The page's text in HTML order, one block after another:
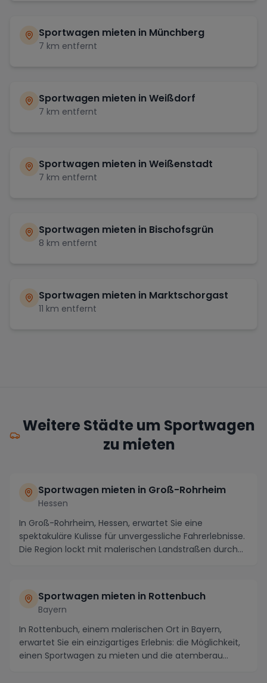
Sportwagen mieten in Münchberg
7 km entfernt
Sportwagen mieten inWeißdorf
7 km entfernt
Sportwagen mieten inWeißenstadt
7 km entfernt
Sportwagen mieten in Bischofsgrün
8 km entfernt
Sportwagen mieten in Marktschorgast
11 km entfernt
Weitere Städte um Sportwagen
zu mieten
Sportwagen mieten in Groß-Rohrheim
Hessen
In Groß-Rohrheim, Hessen, erwartet Sie eine
spektakuläre Kulisse für unvergessliche Fahrerlebnisse.
Die Region lockt mit malerischen Landstraßen durch...
Sportwagen mieten in Rottenbuch
Bayern
In Rottenbuch, einem malerischen Ort in Bayern,
erwartet Sie ein einzigartiges Erlebnis: die Möglichkeit,
einen Sportwagen zu mieten und die atemberau...